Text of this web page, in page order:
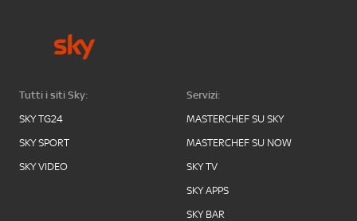
Tutti i siti Sky:
SKY TG24
SKY SPORT
SKY VIDEO
Servizi:
MASTERCHEF SU SKY
MASTERCHEF SU NOW
SKY TV
SKY APPS
SKY BAR